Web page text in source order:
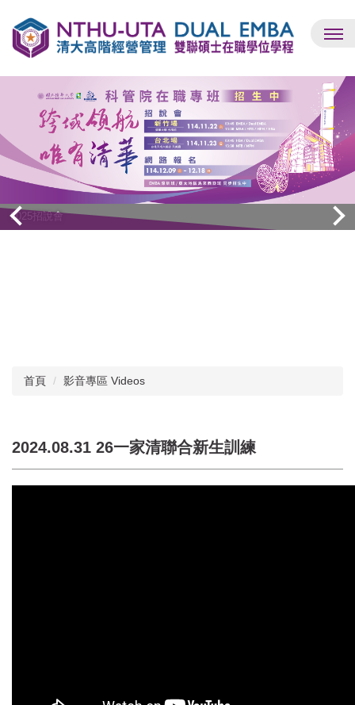
到
主
內
2025招說會
首頁 影音專區 Videos
2024.08.31 26一家清聯合新生訓練